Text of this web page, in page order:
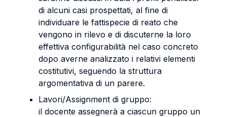
di alcuni casi prospettati, al fine di
individuare le fattispecie di reato che
vengono in rilevo e di discuterne la loro
effettiva configurabilità nel caso concreto
dopo averne analizzato i relativi elementi
costitutivi, seguendo la struttura
argomentativa di un parere.
Lavori/Assignment di gruppo:
il docente assegnerà a ciascun gruppo un